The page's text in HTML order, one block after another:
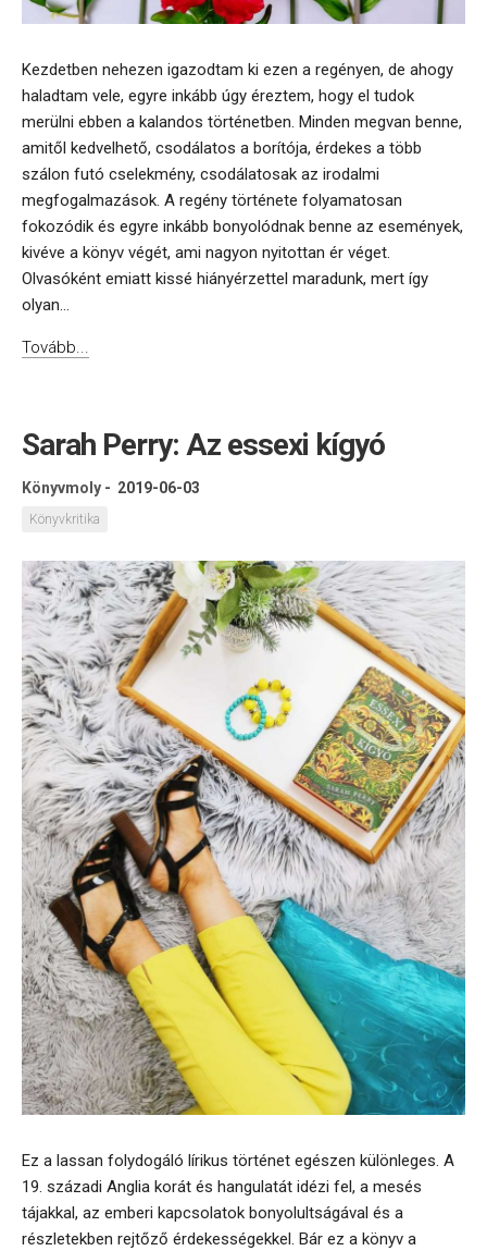
Kezdetben nehezen igazodtam ki ezen a regényen, de ahogy
haladtam vele, egyre inkább úgy éreztem, hogy el tudok
merülni ebben a kalandos történetben. Minden megvan benne,
amitől kedvelhető, csodálatos a borítója, érdekes a több
szálon futó cselekmény, csodálatosak az irodalmi
megfogalmazások. A regény története folyamatosan
fokozódik és egyre inkább bonyolódnak benne az események,
kivéve a könyv végét, ami nagyon nyitottan ér véget.
Olvasóként emiatt kissé hiányérzettel maradunk, mert így
olyan...
Tovább...
Sarah Perry: Az essexi kígyó
Könyvmoly - 2019-06-03
Könyvkritika
Ez a lassan folydogáló lírikus történet egészen különleges. A
19. századi Anglia korát és hangulatát idézi fel, a mesés
tájakkal, az emberi kapcsolatok bonyolultságával és a
részletekben rejtőző érdekességekkel. Bár ez a könyv a